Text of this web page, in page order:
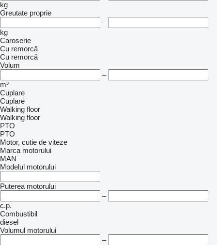
kg
Greutate proprie
–
kg
Caroserie
Cu remorcă
Cu remorcă
Volum
–
m³
Cuplare
Cuplare
Walking floor
Walking floor
PTO
PTO
Motor, cutie de viteze
Marca motorului
MAN
Modelul motorului
Puterea motorului
–
c.p.
Combustibil
diesel
Volumul motorului
–